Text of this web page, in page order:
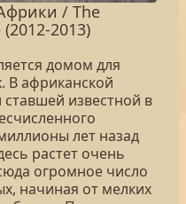
/ The
2013)
домом для
В африканской
известной в
лет назад
растет очень
огромное число
начиная от мелких